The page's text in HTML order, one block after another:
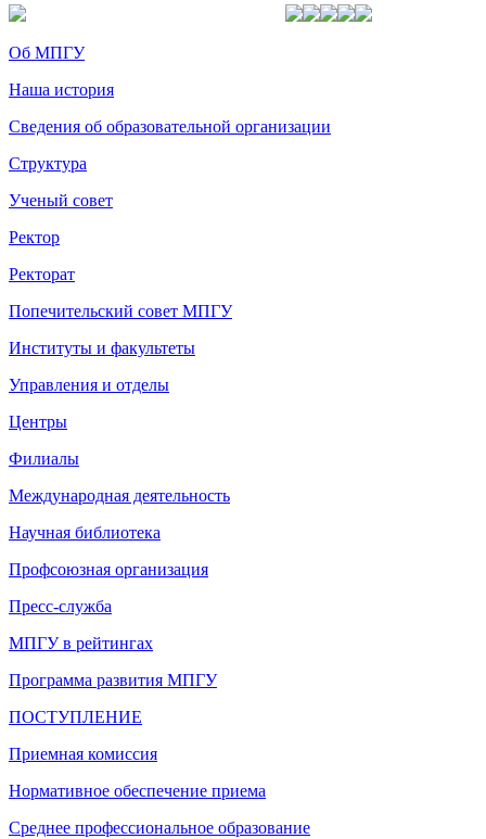
Об МПГУ
Наша история
Сведения об образовательной организации
Структура
Ученый совет
Ректор
Ректорат
Попечительский совет МПГУ
Институты и факультеты
Управления и отделы
Центры
Филиалы
Международная деятельность
Научная библиотека
Профсоюзная организация
Пресс-служба
МПГУ в рейтингах
Программа развития МПГУ
ПОСТУПЛЕНИЕ
Приемная комиссия
Нормативное обеспечение приема
Среднее профессиональное образование